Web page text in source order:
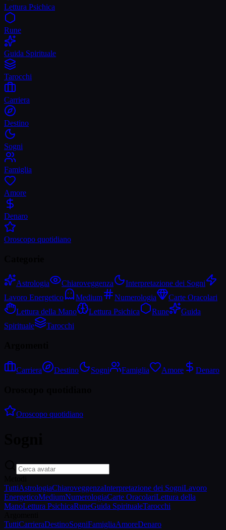
Lettura Psichica
Rune
Guida Spirituale
Tarocchi
Carriera
Destino
Sogni
Famiglia
Amore
Denaro
Oroscopo quotidiano
Astrologia Chiaroveggenza
Interpretazione dei Sogni
Lavoro Energetico
Medium Numerologia
Carte Oracolari
Lettura della Mano
Lettura Psichica Rune
Guida
Spirituale
Tarocchi
Carriera Destino Sogni Famiglia Amore Denaro
Oroscopo quotidiano
TuttiAstrologiaChiaroveggenzaInterpretazione dei SogniLavoro
EnergeticoMediumNumerologiaCarte OracolariLettura della
ManoLettura PsichicaRuneGuida SpiritualeTarocchi
TuttiCarrieraDestinoSogniFamigliaAmoreDenaro